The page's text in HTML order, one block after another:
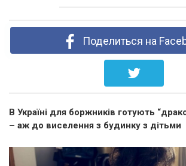
Поделиться на
В Україні для боржників готують
– аж до виселення з будинку з дітьми